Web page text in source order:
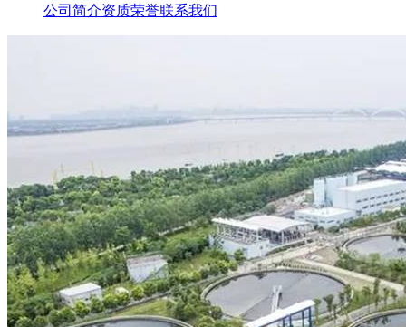
公司简介资质荣誉联系我们